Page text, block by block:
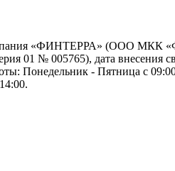
«ФИНТЕРРА» (ООО МКК
01 № 005765), дата
Понедельник - Пятница с